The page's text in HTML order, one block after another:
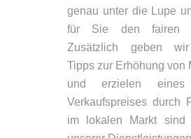
genau unter die Lupe
für Sie den fairen
Zusätzlich geben
Tipps zur Erhöhung von
und erzielen eines
Verkaufspreises durch
im lokalen Markt sind